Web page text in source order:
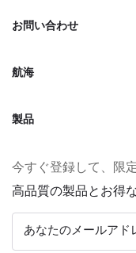
お問い合わせ
航海
製品
今すぐ登録して、限
高品質の製品とお得
あなたのメールアド